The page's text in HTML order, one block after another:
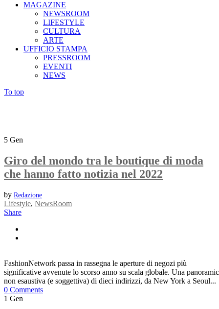
MAGAZINE
NEWSROOM
LIFESTYLE
CULTURA
ARTE
UFFICIO STAMPA
PRESSROOM
EVENTI
NEWS
To top
5 Gen
Giro del mondo tra le boutique di moda
che hanno fatto notizia nel 2022
by Redazione
Lifestyle, NewsRoom
Share
FashionNetwork passa in rassegna le aperture di negozi più
significative avvenute lo scorso anno su scala globale. Una
non esaustiva (e soggettiva) di dieci indirizzi, da New York a Seoul...
0 Comments
1 Gen